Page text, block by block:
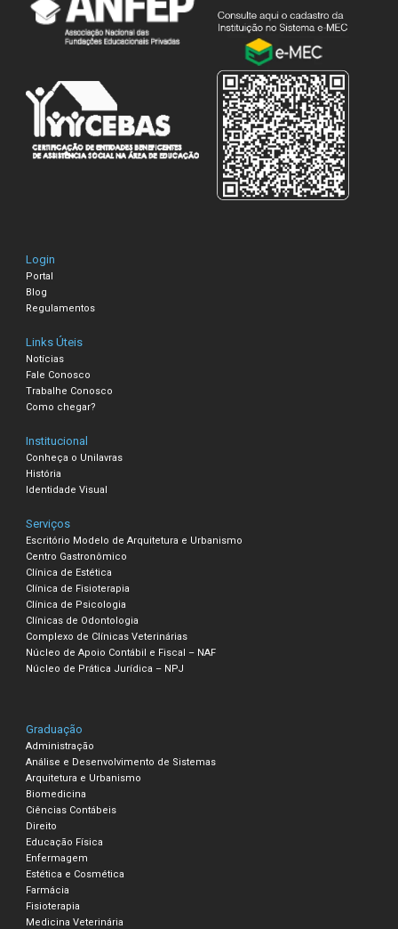
Login
Portal
Blog
Regulamentos
Links Úteis
Notícias
Fale Conosco
Trabalhe Conosco
Como chegar?
Institucional
Conheça o Unilavras
História
Identidade Visual
Serviços
Escritório Modelo de Arquitetura e Urbanismo
Centro Gastronômico
Clínica de Estética
Clínica de Fisioterapia
Clínica de Psicologia
Clínicas de Odontologia
Complexo de Clínicas Veterinárias
Núcleo de Apoio Contábil e Fiscal – NAF
Núcleo de Prática Jurídica – NPJ
Graduação
Administração
Análise e Desenvolvimento de Sistemas
Arquitetura e Urbanismo
Biomedicina
Ciências Contábeis
Direito
Educação Física
Enfermagem
Estética e Cosmética
Farmácia
Fisioterapia
Medicina Veterinária